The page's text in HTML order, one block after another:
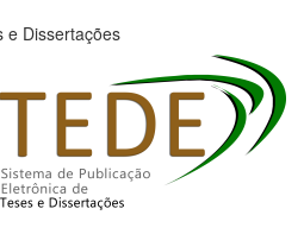
e Dissertações